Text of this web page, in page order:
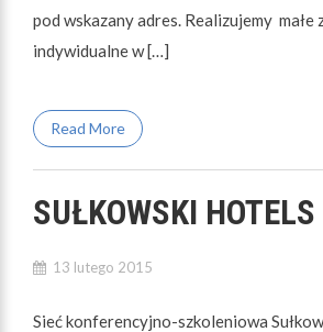
pod wskazany adres. Realizujemy małe
indywidualne w […]
Read More
SUŁKOWSKI HOTELS
13 lutego 2015
Sieć konferencyjno-szkoleniowa